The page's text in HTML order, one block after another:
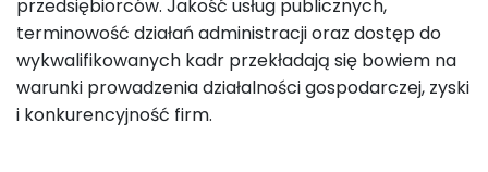
przedsiębiorców. Jakość usług publicznych,
terminowość działań administracji oraz dostęp do
wykwalifikowanych kadr przekładają się bowiem na
warunki prowadzenia działalności gospodarczej, zyski
i konkurencyjność firm.